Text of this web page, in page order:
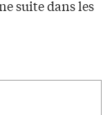
suite dans les